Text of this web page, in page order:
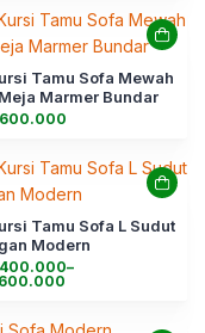
Tamu Sofa Mewah
Marmer Bundar
Tamu Sofa L Sudut
Modern
–